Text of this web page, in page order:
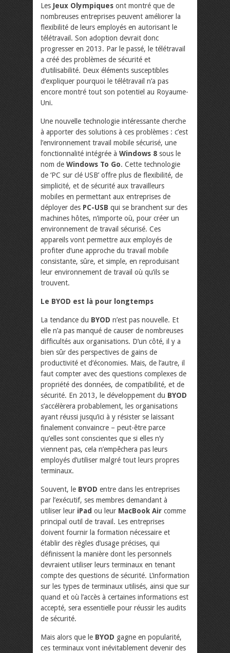
Les Jeux Olympiques ont montré que de
nombreuses entreprises peuvent améliorer la
flexibilité de leurs employés en autorisant le
télétravail. Son adoption devrait donc
progresser en 2013. Par le passé, le télétravail
a créé des problèmes de sécurité et
d’utilisabilité. Deux éléments susceptibles
d’expliquer pourquoi le télétravail n’a pas
encore montré tout son potentiel au Royaume-
Uni.
Une nouvelle technologie intéressante cherche
à apporter des solutions à ces problèmes : c’est
l’environnement travail mobile sécurisé, une
fonctionnalité intégrée à Windows 8 sous le
nom de Windows To Go. Cette technologie
de ‘PC sur clé USB’ offre plus de flexibilité, de
simplicité, et de sécurité aux travailleurs
mobiles en permettant aux entreprises de
déployer des PC-USB qui se branchent sur des
machines hôtes, n’importe où, pour créer un
environnement de travail sécurisé. Ces
appareils vont permettre aux employés de
profiter d’une approche du travail mobile
consistante, sûre, et simple, en reproduisant
leur environnement de travail où qu’ils se
trouvent.
Le BYOD est là pour longtemps
La tendance du BYOD n’est pas nouvelle. Et
elle n’a pas manqué de causer de nombreuses
difficultés aux organisations. D’un côté, il y a
bien sûr des perspectives de gains de
productivité et d’économies. Mais, de l’autre, il
faut compter avec des questions complexes de
propriété des données, de compatibilité, et de
sécurité. En 2013, le développement du BYOD
s’accélèrera probablement, les organisations
ayant réussi jusqu’ici à y résister se laissant
finalement convaincre – peut-être parce
qu’elles sont conscientes que si elles n’y
viennent pas, cela n’empêchera pas leurs
employés d’utiliser malgré tout leurs propres
terminaux.
Souvent, le BYOD entre dans les entreprises
par l’exécutif, ses membres demandant à
utiliser leur iPad ou leur MacBook Air comme
principal outil de travail. Les entreprises
doivent fournir la formation nécessaire et
établir des règles d’usage précises, qui
définissent la manière dont les personnels
devraient utiliser leurs terminaux en tenant
compte des questions de sécurité. L’information
sur les types de terminaux utilisés, ainsi que sur
quand et où l’accès à certaines informations est
accepté, sera essentielle pour réussir les audits
de sécurité.
Mais alors que le BYOD gagne en popularité,
ces terminaux vont inévitablement devenir des